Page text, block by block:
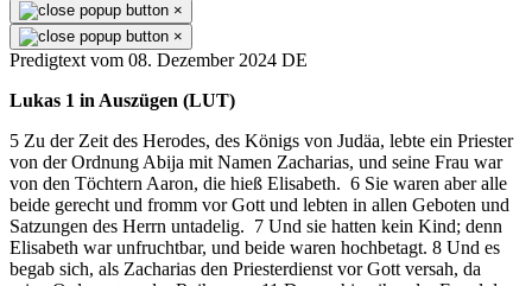
×
×
Predigtext vom 08. Dezember 2024 DE
Lukas 1 in Auszügen (LUT)
5 Zu der Zeit des Herodes, des Königs von Judäa, lebte ein Priester
von der Ordnung Abija mit Namen Zacharias, und seine Frau war
von den Töchtern Aaron, die hieß Elisabeth. 6 Sie waren aber alle
beide gerecht und fromm vor Gott und lebten in allen Geboten und
Satzungen des Herrn untadelig. 7 Und sie hatten kein Kind; denn
Elisabeth war unfruchtbar, und beide waren hochbetagt. 8 Und es
begab sich, als Zacharias den Priesterdienst vor Gott versah, da